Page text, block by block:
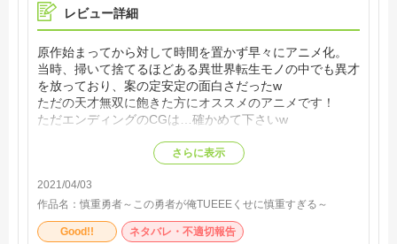
レビュー詳細
原作始まってから対して時間を置かず早々にアニメ化。
当時、掃いて捨てるほどある異世界転生モノの中でも異才
を放っており、案の定安定の面白さだったw
ただの天才無双に飽きた方にオススメのアニメです！
ただエンディングのCGは…確かめて下さいw
さらに表示
2021/04/03
作品名： 慎重勇者～この勇者が俺TUEEEくせに慎重すぎる～
Good!! ネタバレ・不適切報告